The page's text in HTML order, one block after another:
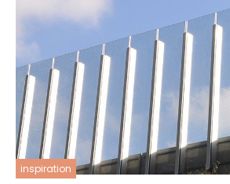
inspiration